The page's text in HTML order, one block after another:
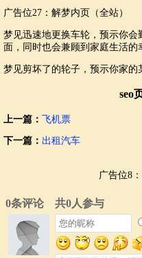
广告位27：解梦内页（全站）
梦见迅速地更换车轮，预示你
面，同时也会兼顾到家庭生活的
梦见剪坏了的轮子，预示你家的
seo
上一篇： 飞机票
下一篇： 出租汽车
广告位8